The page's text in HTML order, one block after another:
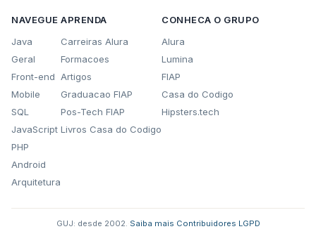
NAVEGUE
Java
Geral
Front-end
Mobile
SQL
JavaScript
PHP
Android
Arquitetura
APRENDA
Carreiras Alura
Formacoes
Artigos
Graduacao FIAP
Pos-Tech FIAP
Livros Casa do Codigo
CONHECA O GRUPO
Alura
Lumina
FIAP
Casa do Codigo
Hipsters.tech
GUJ: desde 2002. Saiba mais Contribuidores LGPD